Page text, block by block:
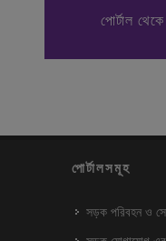
পোর্টাল
পোর্টালসমূহ
সড়ক পরিবহন ও